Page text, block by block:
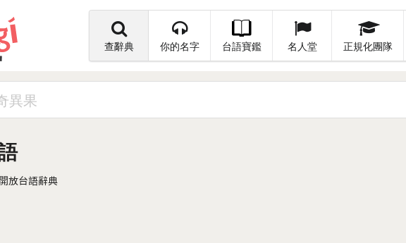
查辭典 你的名字 台語寶鑑 名人堂 正規化團隊
放台語辭典